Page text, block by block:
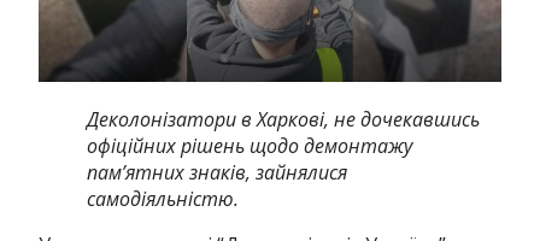
Деколонізатори в Харкові, не дочекавшись
офіційних рішень щодо демонтажу
пам’ятних знаків, зайнялися
самодіяльністю.